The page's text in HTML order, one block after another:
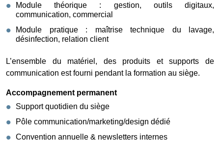
Module théorique : gestion, outils digitaux,
communication, commercial
Module pratique : maîtrise technique du lavage,
désinfection, relation client
L’ensemble du matériel, des produits et supports de
communication est fourni pendant la formation au siège.
Accompagnement permanent
Support quotidien du siège
Pôle communication/marketing/design dédié
Convention annuelle & newsletters internes